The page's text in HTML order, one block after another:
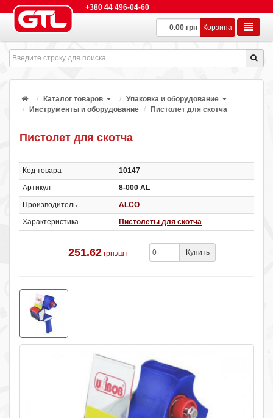
+380 44 496-04-60
0.00 грн Корзина
Каталог товаров
Упаковка и оборудование
Инструменты и оборудование
Пистолет для скотча
Пистолет для скотча
Код товара
10147
Артикул
8-000 AL
Производитель
ALCO
Характеристика
Пистолеты для скотча
251.62 грн./шт Купить